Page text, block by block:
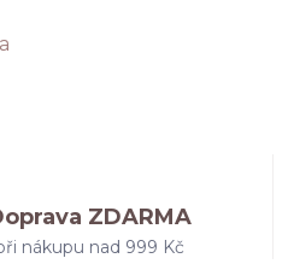
ZDARMA
nákupu nad 999 Kč